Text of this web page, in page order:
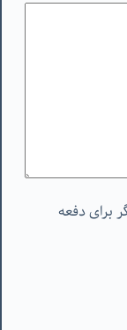
برای دفعه